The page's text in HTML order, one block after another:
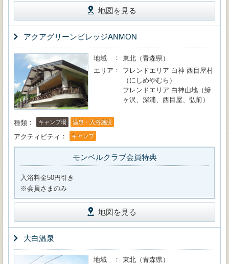
地図を見る
アクアグリーンビレッジANMON
地域
東北（青森県）
エリア
フレンドエリア 白神 西目屋村
（にしめやむら）
フレンドエリア 白神山地（鰺
ヶ沢、深浦、西目屋、弘前）
種類 キャンプ場 温泉・入浴施設
アクティビティ キャンプ
モンベルクラブ会員特典
入浴料金50円引き
※会員さまのみ
地図を見る
大白温泉
地域
東北（青森県）